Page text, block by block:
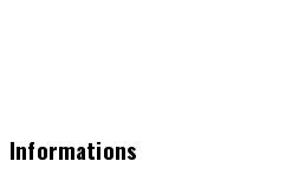
Informations